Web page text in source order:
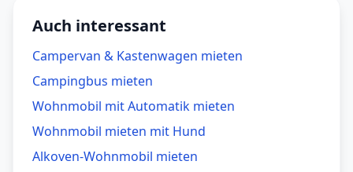
Auch interessant
Campervan & Kastenwagen mieten
Campingbus mieten
Wohnmobil mit Automatik mieten
Wohnmobil mieten mit Hund
Alkoven-Wohnmobil mieten